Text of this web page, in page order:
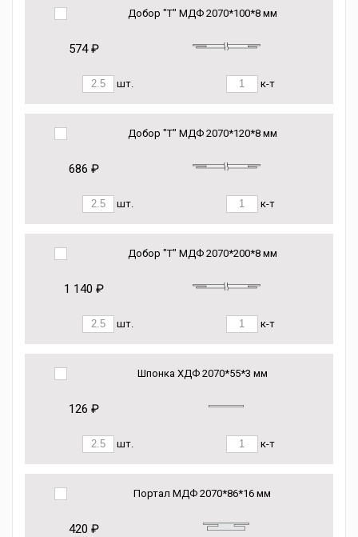
Добор "Т" МДФ 2070*100*8 мм
574 ₽
шт. к-т
Добор "Т" МДФ 2070*120*8 мм
686 ₽
шт. к-т
Добор "Т" МДФ 2070*200*8 мм
1 140 ₽
шт. к-т
Шпонка ХДФ 2070*55*3 мм
126 ₽
шт. к-т
Портал МДФ 2070*86*16 мм
420 ₽